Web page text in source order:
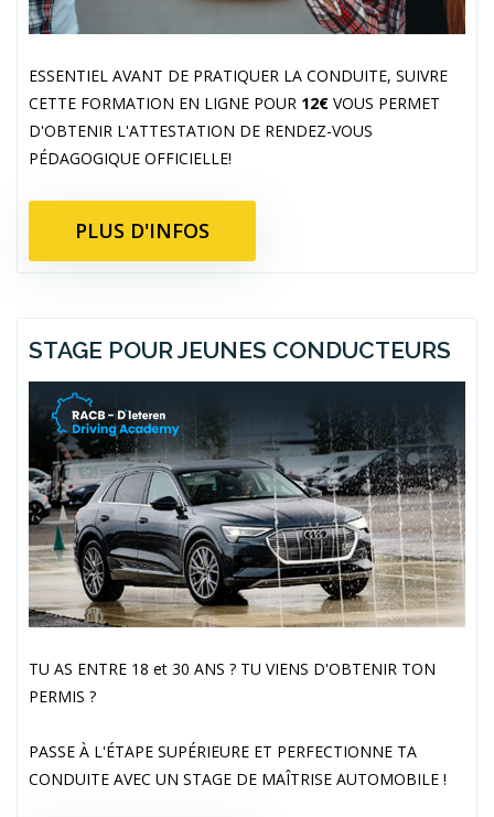
ESSENTIEL AVANT DE PRATIQUER LA CONDUITE, SUIVRE
CETTE FORMATION EN LIGNE POUR 12€ VOUS PERMET
D'OBTENIR L'ATTESTATION DE RENDEZ-VOUS
PÉDAGOGIQUE OFFICIELLE!
PLUS D'INFOS
STAGE POUR JEUNES CONDUCTEURS
TU AS ENTRE 18 et 30 ANS ? TU VIENS D'OBTENIR TON
PERMIS ?
PASSE À L'ÉTAPE SUPÉRIEURE ET PERFECTIONNE TA
CONDUITE AVEC UN STAGE DE MAÎTRISE AUTOMOBILE !